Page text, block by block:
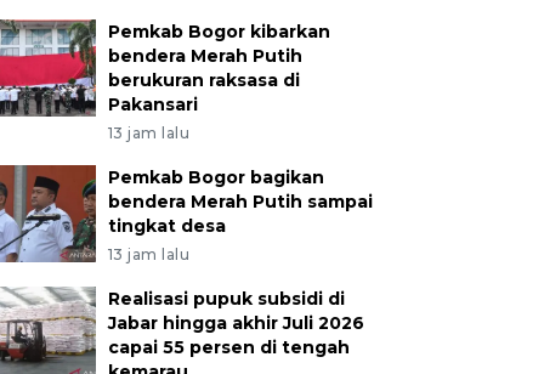
Pemkab Bogor kibarkan
bendera Merah Putih
berukuran raksasa di
Pakansari
13 jam lalu
Pemkab Bogor bagikan
bendera Merah Putih sampai
tingkat desa
13 jam lalu
Realisasi pupuk subsidi di
Jabar hingga akhir Juli 2026
capai 55 persen di tengah